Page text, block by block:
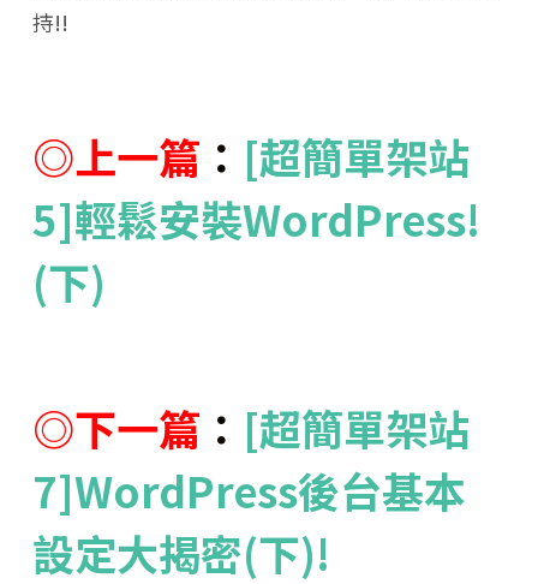
持!!
◎上一篇 ： [超簡單架站
5]輕鬆安裝WordPress!
(下)
◎下一篇 ： [超簡單架站
7]WordPress後台基本
設定大揭密(下)!